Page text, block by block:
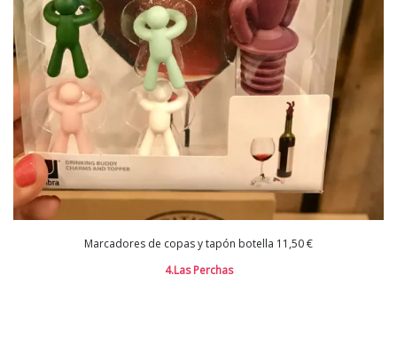
Marcadores de copas y tapón botella 11,50 €
4.Las Perchas